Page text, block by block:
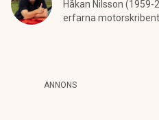
Håkan Nilsson
erfarna
ANNONS